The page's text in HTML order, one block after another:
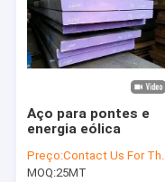
Aço para pontes e
energia eólica
Preço:Contact Us For The Best Offer
MOQ:25MT